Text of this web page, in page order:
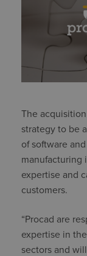
The
strategy to be
of software
manufacturing
expertise and
customers.
“Procad are
expertise in
sectors and